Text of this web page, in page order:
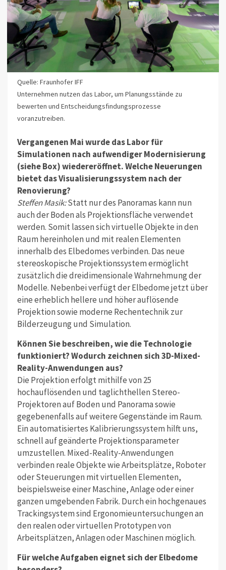
Quelle: Fraunhofer IFF
Unternehmen nutzen das Labor, um Planungsstände zu
bewerten und Entscheidungsfindungsprozesse
voranzutreiben.
Vergangenen Mai wurde das Labor für
Simulationen nach aufwendiger Modernisierung
(siehe Box) wiedereröffnet. Welche Neuerungen
bietet das Visualisierungssystem nach der
Renovierung?
Steffen Masik:Statt nur des Panoramas kann nun
auch der Boden als Projektionsfläche verwendet
werden. Somit lassen sich virtuelle Objekte in den
Raum hereinholen und mit realen Elementen
innerhalb des Elbedomes verbinden. Das neue
stereoskopische Projektionssystem ermöglicht
zusätzlich die dreidimensionale Wahrnehmung der
Modelle. Nebenbei verfügt der Elbedome jetzt über
eine erheblich hellere und höher auflösende
Projektion sowie moderne Rechentechnik zur
Bilderzeugung und Simulation.
Können Sie beschreiben, wie die Technologie
funktioniert? Wodurch zeichnen sich 3D-Mixed-
Reality-Anwendungen aus?
Die Projektion erfolgt mithilfe von 25
hochauflösenden und taglichthellen Stereo-
Projektoren auf Boden und Panorama sowie
gegebenenfalls auf weitere Gegenstände im Raum.
Ein automatisiertes Kalibrierungssystem hilft uns,
schnell auf geänderte Projektionsparameter
umzustellen. Mixed-Reality-Anwendungen
verbinden reale Objekte wie Arbeitsplätze, Roboter
oder Steuerungen mit virtuellen Elementen,
beispielsweise einer Maschine, Anlage oder einer
ganzen umgebenden Fabrik. Durch ein hochgenaues
Trackingsystem sind Ergonomieuntersuchungen an
den realen oder virtuellen Prototypen von
Arbeitsplätzen, Anlagen oder Maschinen möglich.
Für welche Aufgaben eignet sich der Elbedome